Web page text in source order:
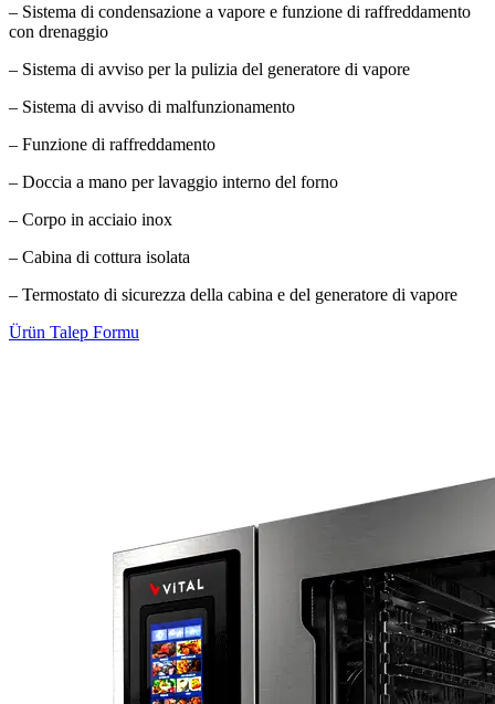
– Sistema di condensazione a vapore e funzione di raffreddamento
con drenaggio
– Sistema di avviso per la pulizia del generatore di vapore
– Sistema di avviso di malfunzionamento
– Funzione di raffreddamento
– Doccia a mano per lavaggio interno del forno
– Corpo in acciaio inox
– Cabina di cottura isolata
– Termostato di sicurezza della cabina e del generatore di vapore
Ürün Talep Formu